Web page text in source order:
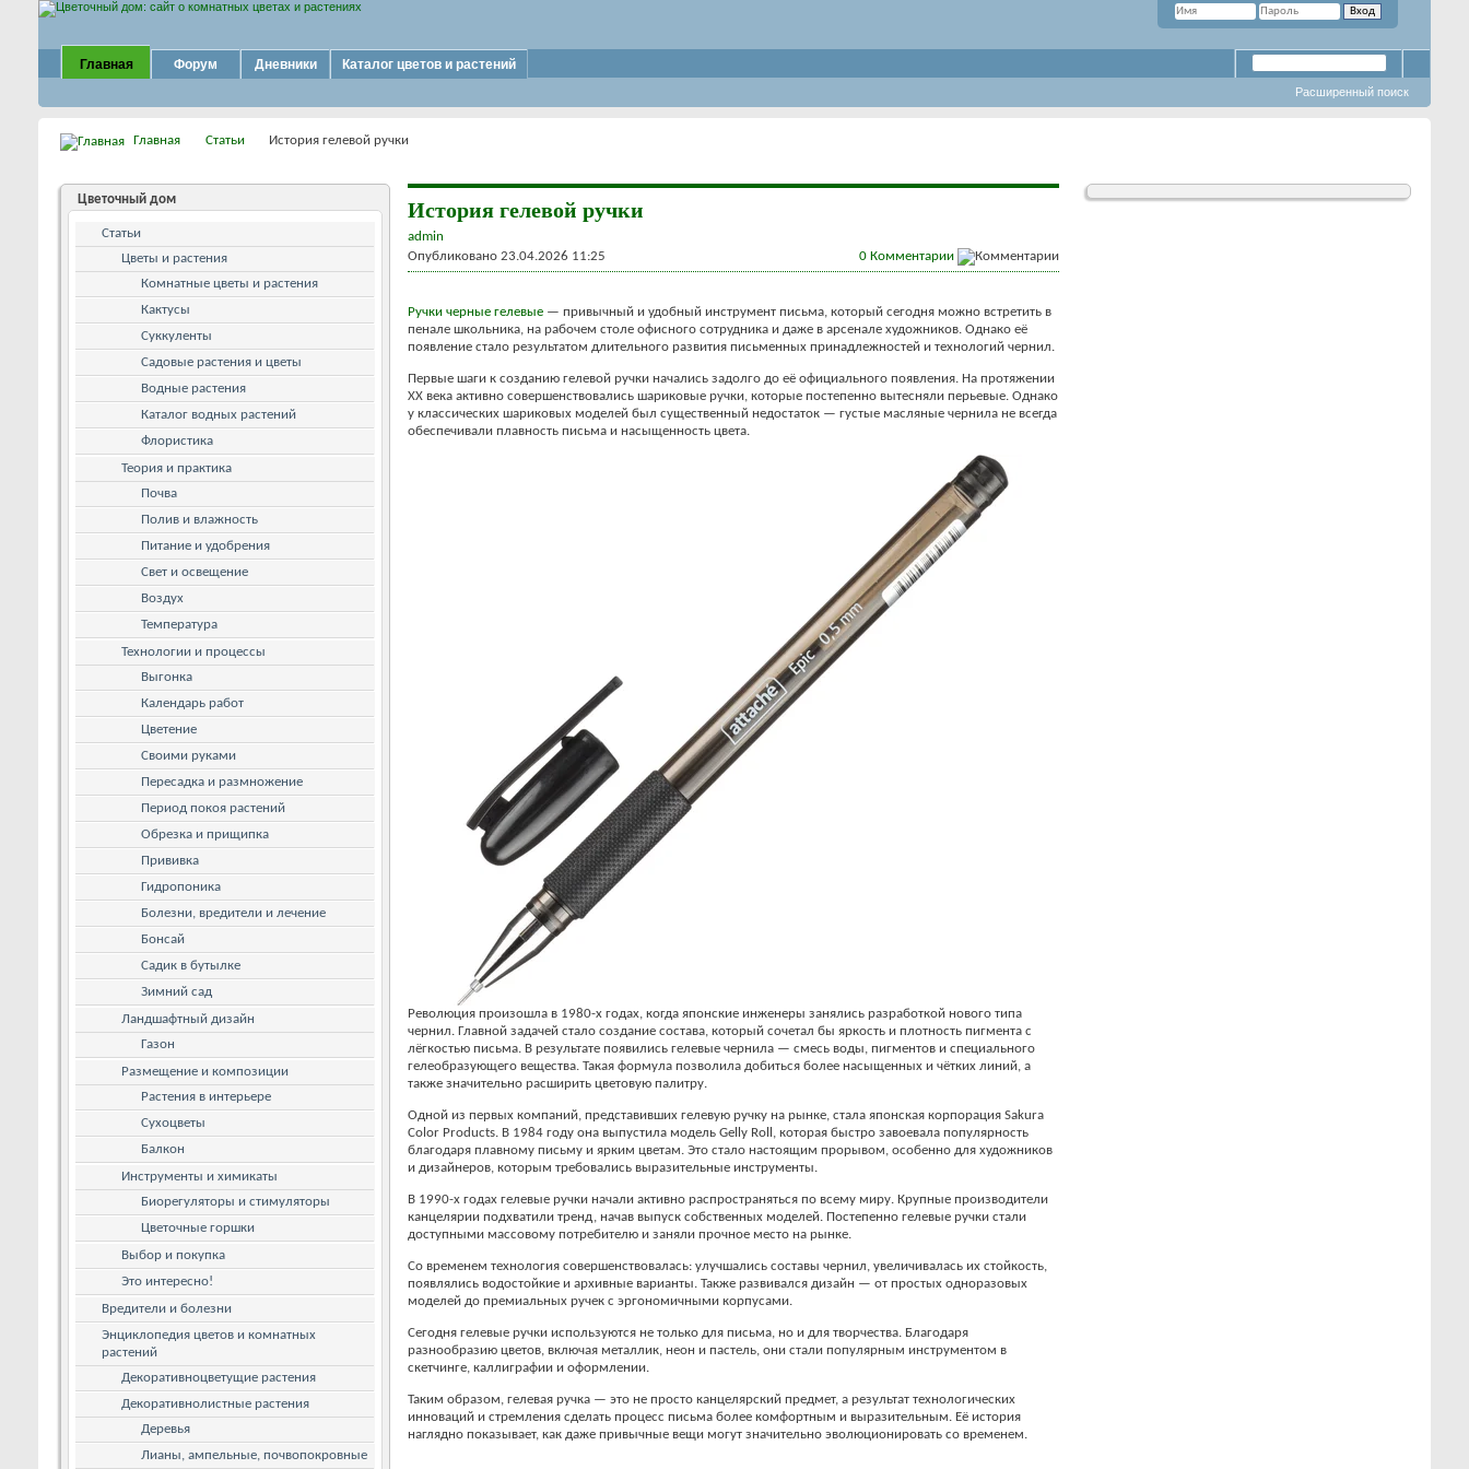
Главная Форум Дневники Каталог цветов и растений
Расширенный поиск
Главная Статьи История гелевой ручки
История гелевой ручки
admin
Опубликовано 23.04.2026 11:25
0 Комментарии
Ручки черные гелевые— привычный и удобный инструмент письма, который сегодня можно встретить в
пенале школьника, на рабочем столе офисного сотрудника и даже в арсенале художников. Однако её
появление стало результатом длительного развития письменных принадлежностей и технологий чернил.
Первые шаги к созданию гелевой ручки начались задолго до её официального появления. На протяжении
XX века активно совершенствовались шариковые ручки, которые постепенно вытесняли перьевые. Однако
у классических шариковых моделей был существенный недостаток — густые масляные чернила не всегда
обеспечивали плавность письма и насыщенность цвета.
Революция произошла в 1980-х годах, когда японские инженеры занялись разработкой нового типа
чернил. Главной задачей стало создание состава, который сочетал бы яркость и плотность пигмента с
лёгкостью письма. В результате появились гелевые чернила — смесь воды, пигментов и специального
гелеобразующего вещества. Такая формула позволила добиться более насыщенных и чётких линий, а
также значительно расширить цветовую палитру.
Одной из первых компаний, представивших гелевую ручку на рынке, стала японская корпорация Sakura
Color Products. В 1984 году она выпустила модель Gelly Roll, которая быстро завоевала популярность
благодаря плавному письму и ярким цветам. Это стало настоящим прорывом, особенно для художников
и дизайнеров, которым требовались выразительные инструменты.
В 1990-х годах гелевые ручки начали активно распространяться по всему миру. Крупные производители
канцелярии подхватили тренд, начав выпуск собственных моделей. Постепенно гелевые ручки стали
доступными массовому потребителю и заняли прочное место на рынке.
Со временем технология совершенствовалась: улучшались составы чернил, увеличивалась их стойкость,
появлялись водостойкие и архивные варианты. Также развивался дизайн — от простых одноразовых
моделей до премиальных ручек с эргономичными корпусами.
Сегодня гелевые ручки используются не только для письма, но и для творчества. Благодаря
разнообразию цветов, включая металлик, неон и пастель, они стали популярным инструментом в
скетчинге, каллиграфии и оформлении.
Таким образом, гелевая ручка — это не просто канцелярский предмет, а результат технологических
инноваций и стремления сделать процесс письма более комфортным и выразительным. Её история
наглядно показывает, как даже привычные вещи могут значительно эволюционировать со временем.
Цветочный дом
Статьи
Цветы и растения
Комнатные цветы и растения
Кактусы
Суккуленты
Садовые растения и цветы
Водные растения
Каталог водных растений
Флористика
Теория и практика
Почва
Полив и влажность
Питание и удобрения
Свет и освещение
Воздух
Температура
Технологии и процессы
Выгонка
Календарь работ
Цветение
Своими руками
Пересадка и размножение
Период покоя растений
Обрезка и прищипка
Прививка
Гидропоника
Болезни, вредители и лечение
Бонсай
Садик в бутылке
Зимний сад
Ландшафтный дизайн
Газон
Размещение и композиции
Растения в интерьере
Сухоцветы
Балкон
Инструменты и химикаты
Биорегуляторы и стимуляторы
Цветочные горшки
Выбор и покупка
Это интересно!
Вредители и болезни
Энциклопедия цветов и комнатных
растений
Декоративноцветущие растения
Декоративнолистные растения
Деревья
Лианы, ампельные, почвопокровные